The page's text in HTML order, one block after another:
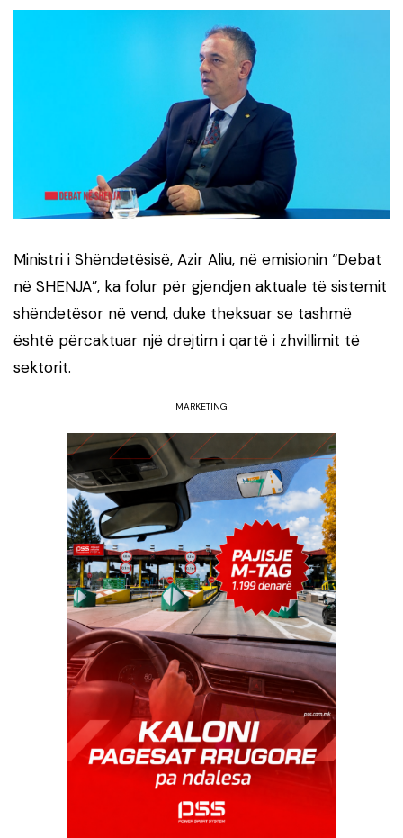
Ministri i Shëndetësisë, Azir Aliu, në emisionin “Debat
në SHENJA”, ka folur për gjendjen aktuale të sistemit
shëndetësor në vend, duke theksuar se tashmë
është përcaktuar një drejtim i qartë i zhvillimit të
sektorit.
MARKETING